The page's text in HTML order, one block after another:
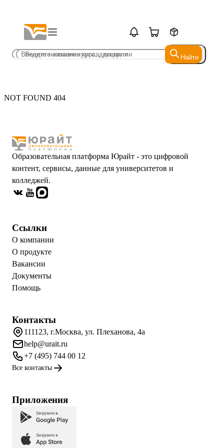
Найти
Найти
NOT FOUND 404
Образовательная платформа Юрайт - это цифровой
контент, сервисы, данные для университетов и
колледжей.
Ссылки
О компании
О продукте
Вакансии
Документы
Помощь
Контакты
111123, г.Москва, ул. Плеханова, 4а
help@urait.ru
+7 (495) 744 00 12
Все контакты
Приложения